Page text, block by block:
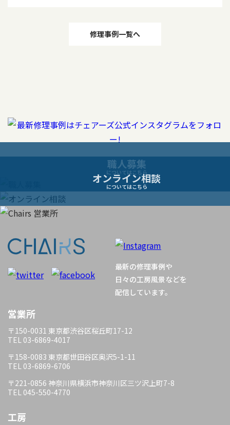
ゲ
ー
シ
ョ
ン
修理事例一覧へ
職人募集
についてはこちら
オンライン相談
についてはこちら
最新の修理事例や
日々の工房風景などを
配信しています。
営業所
〒150-0031 東京都渋谷区桜丘町17-12
TEL 03-6869-4017
〒158-0083 東京都世田谷区奥沢5-1-11
TEL 03-6869-6706
〒221-0856 神奈川県横浜市神奈川区三ツ沢上町7-8
TEL 045-550-4770
工房